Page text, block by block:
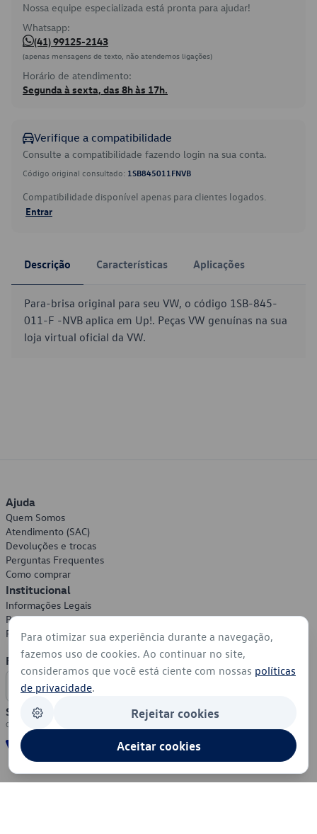
Nossa equipe especializada está pronta para ajudar!
Whatsapp:
(41) 99125-2143
(apenas mensagens de texto, não atendemos ligações)
Horário de atendimento:
Segunda à sexta, das 8h às 17h.
Verifique a compatibilidade
Consulte a compatibilidade fazendo login na sua conta.
Código original consultado: 1SB845011FNVB
Compatibilidade disponível apenas para clientes logados.
Entrar
Descrição Características Aplicações
Para-brisa original para seu VW, o código 1SB-845-
011-F -NVB aplica em Up!. Peças VW genuínas na sua
loja virtual oficial da VW.
Ajuda
Quem Somos
Atendimento (SAC)
Devoluções e trocas
Perguntas Frequentes
Como comprar
Institucional
Informações Legais
Política de Privacidade
Política de Cookies
Formas de Pagamento
Segurança
Para otimizar sua experiência durante a navegação,
fazemos uso de cookies. Ao continuar no site,
consideramos que você está ciente com nossas políticas
de privacidade.
Rejeitar cookies
Aceitar cookies